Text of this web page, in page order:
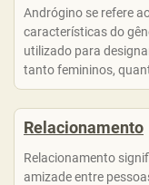
Andrógino se refere
características do
utilizado para
tanto femininos,
Relacionamento
Relacionamento
amizade entre